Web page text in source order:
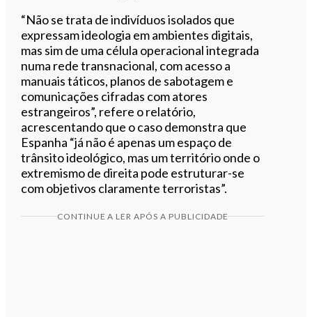
“Não se trata de indivíduos isolados que
expressam ideologia em ambientes digitais,
mas sim de uma célula operacional integrada
numa rede transnacional, com acesso a
manuais táticos, planos de sabotagem e
comunicações cifradas com atores
estrangeiros”, refere o relatório,
acrescentando que o caso demonstra que
Espanha “já não é apenas um espaço de
trânsito ideológico, mas um território onde o
extremismo de direita pode estruturar-se
com objetivos claramente terroristas”.
CONTINUE A LER APÓS A PUBLICIDADE